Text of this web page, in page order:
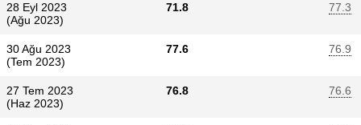
28 Eyl 2023
(Ağu 2023)
71.8 77.3
30 Ağu 2023
(Tem 2023)
77.6 76.9
27 Tem 2023
(Haz 2023)
76.8 76.6